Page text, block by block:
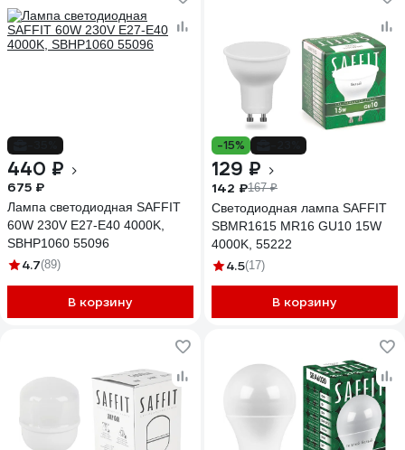
440 ₽
675 ₽
Лампа светодиодная SAFFIT
60W 230V E27-E40 4000K,
SBHP1060 55096
4.7(89)
В корзину
-15%
129 ₽
142 ₽167 ₽
Светодиодная лампа SAFFIT
SBMR1615 MR16 GU10 15W
4000K, 55222
4.5(17)
В корзину